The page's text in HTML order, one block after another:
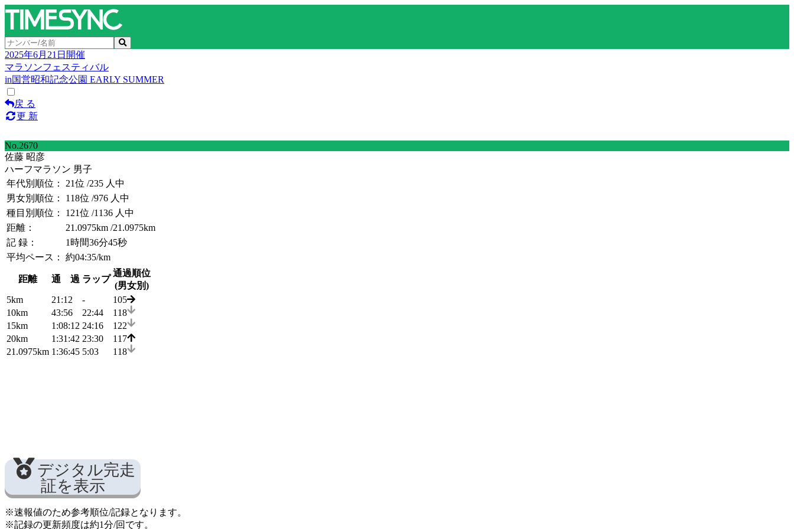
2025年6月21日開催
マラソンフェスティバル
in国営昭和記念公園 EARLY SUMMER
戻 る
更 新
No.2670
佐藤 昭彦
ハーフマラソン 男子
年代別順位：
21位 /235 人中
男女別順位：
118位 /976 人中
種目別順位：
121位 /1136 人中
距離：
21.0975km /21.0975km
記 録：
1時間36分45秒
平均ペース：
約04:35/km
距離 通 過 ラップ
通過順位
(男女別)
5km
21:12 -
105
10km
43:56 22:44
118
15km
1:08:12 24:16
122
20km
1:31:42 23:30
117
21.0975km 1:36:45 5:03 118
デジタル完走
証を表示
※速報値のため参考順位/記録となります。
※記録の更新頻度は約1分/回です。